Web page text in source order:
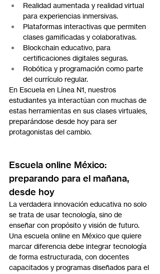
Realidad aumentada y realidad virtual
para experiencias inmersivas.
Plataformas interactivas que permiten
clases gamificadas y colaborativas.
Blockchain educativo, para
certificaciones digitales seguras.
Robótica y programación como parte
del currículo regular.
En Escuela en Línea N1, nuestros
estudiantes ya interactúan con muchas de
estas herramientas en sus clases virtuales,
preparándose desde hoy para ser
protagonistas del cambio.
Escuela online México:
preparando para el mañana,
desde hoy
La verdadera innovación educativa no solo
se trata de usar tecnología, sino de
enseñar con propósito y visión de futuro.
Una escuela online en México que quiere
marcar diferencia debe integrar tecnología
de forma estructurada, con docentes
capacitados y programas diseñados para el